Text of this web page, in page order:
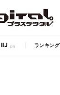
IIJ ランキング